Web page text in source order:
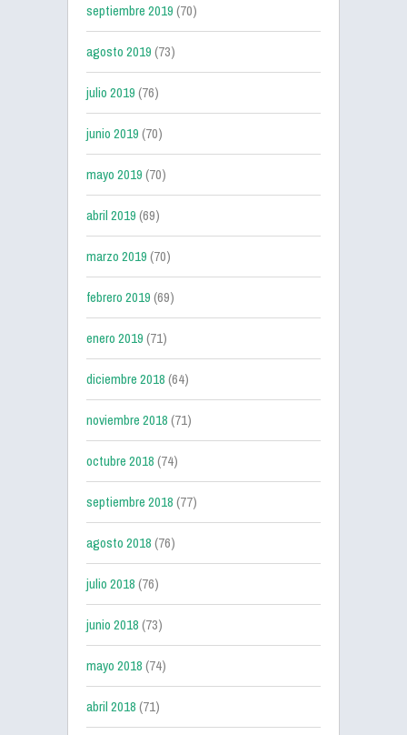
septiembre 2019(70)
agosto 2019(73)
julio 2019(76)
junio 2019(70)
mayo 2019(70)
abril 2019(69)
marzo 2019(70)
febrero 2019(69)
enero 2019(71)
diciembre 2018(64)
noviembre 2018(71)
octubre 2018(74)
septiembre 2018(77)
agosto 2018(76)
julio 2018(76)
junio 2018(73)
mayo 2018(74)
abril 2018(71)